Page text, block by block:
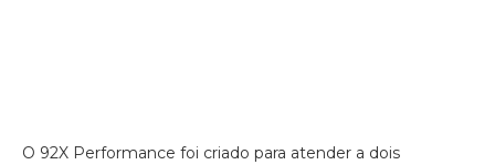
O 92X Performance foi criado para atender a dois